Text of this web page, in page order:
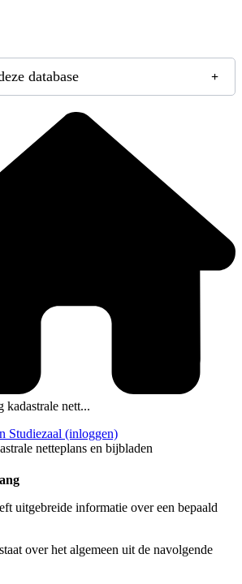
database
kadastrale nett...
Studiezaal (inloggen)
netteplans en bijbladen
uitgebreide informatie over een bepaald
over het algemeen uit de navolgende